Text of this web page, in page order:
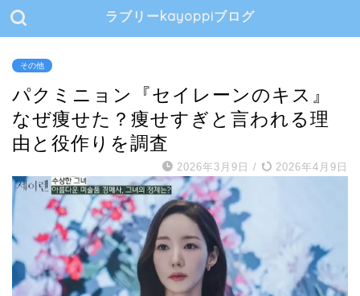
ラブリーkayoppiブログ
その他
パクミニョン『セイレーンのキス』
なぜ痩せた？痩せすぎと言われる理
由と役作りを調査
2026年3月9日 / 2026年4月9日